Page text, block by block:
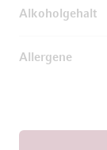
Alkoholgehalt
Allergene